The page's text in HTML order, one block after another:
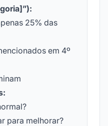
25% das
em 4º
para melhorar?